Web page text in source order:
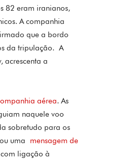
82 eram iranianos,
A companhia
que a bordo
da tripulação. A
acrescenta a
aérea. As
naquele voo
sobretudo para os
uma mensagem de
ligação à